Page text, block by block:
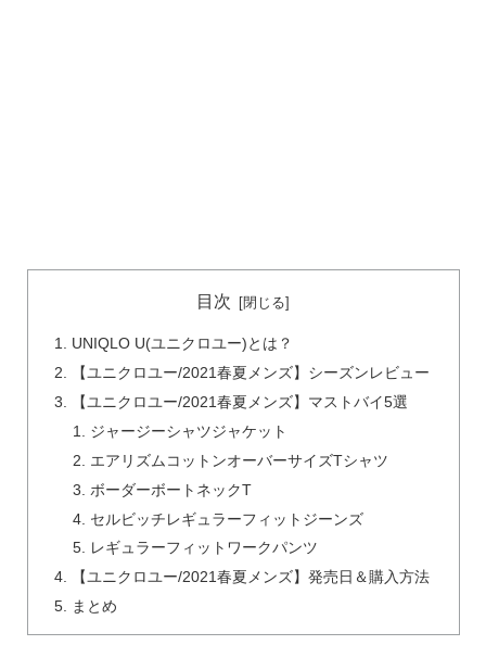
目次
UNIQLO U(ユニクロユー)とは？
【ユニクロユー/2021春夏メンズ】シーズンレビュー
【ユニクロユー/2021春夏メンズ】マストバイ5選
ジャージーシャツジャケット
エアリズムコットンオーバーサイズTシャツ
ボーダーボートネックT
セルビッチレギュラーフィットジーンズ
レギュラーフィットワークパンツ
【ユニクロユー/2021春夏メンズ】発売日＆購入方法
まとめ